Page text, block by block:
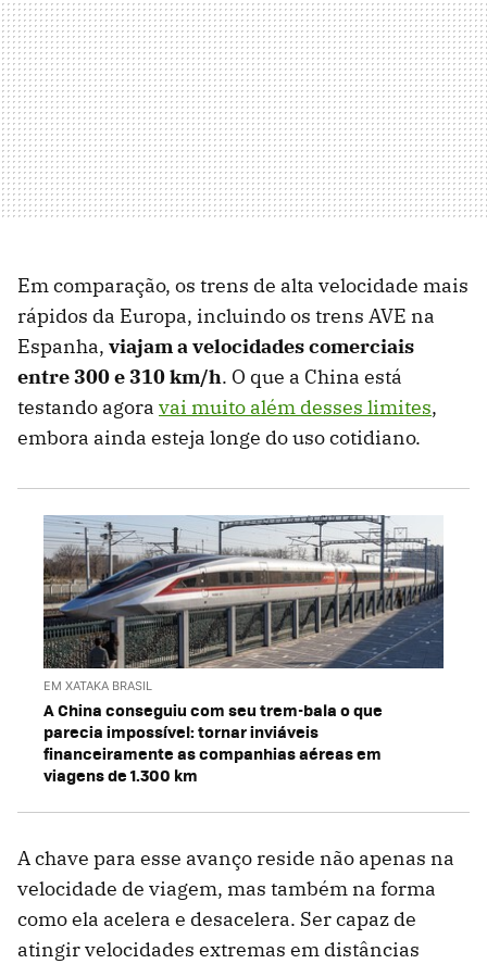
Em comparação, os trens de alta velocidade mais
rápidos da Europa, incluindo os trens AVE na
Espanha, viajam a velocidades comerciais
entre 300 e 310 km/h. O que a China está
testando agora vai muito além desses limites,
embora ainda esteja longe do uso cotidiano.
EM XATAKA BRASIL
A China conseguiu com seu trem-bala o que
parecia impossível: tornar inviáveis
financeiramente as companhias aéreas em
viagens de 1.300 km
A chave para esse avanço reside não apenas na
velocidade de viagem, mas também na forma
como ela acelera e desacelera. Ser capaz de
atingir velocidades extremas em distâncias